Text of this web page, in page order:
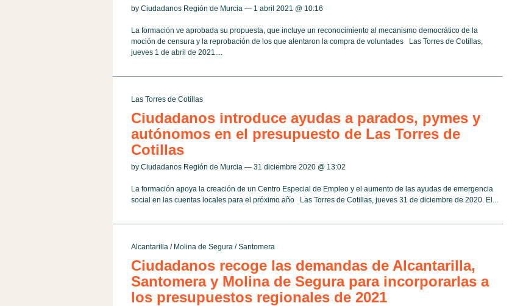
by Ciudadanos Región de Murcia — 1 abril 2021 @ 10:16
La formación ve aprobada su propuesta, que incluye un reconocimiento al mecanismo democrático de la
moción de censura y la reprobación de los que alentaron la compra de voluntades Las Torres de Cotillas,
jueves 1 de abril de 2021....
Las Torres de Cotillas
Ciudadanos introduce ayudas a parados, pymes y
autónomos en el presupuesto de Las Torres de
Cotillas
by Ciudadanos Región de Murcia — 31 diciembre 2020 @ 13:02
La formación apoya la creación de un Centro Especial de Empleo y el aumento de las ayudas de emergencia
social en las cuentas locales para el próximo año Las Torres de Cotillas, jueves 31 de diciembre de 2020. El...
Alcantarilla/ Molina de Segura/Santomera
Ciudadanos recoge las demandas de Alcantarilla,
Santomera y Molina de Segura para incorporarlas a
los presupuestos regionales de 2021